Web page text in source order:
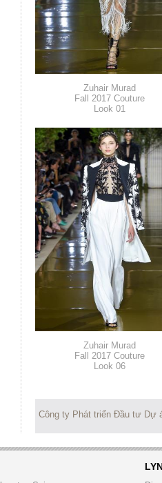
Zuhair Murad
Fall 2017 Couture
Look 01
Zuhair Murad
Fall 2017 Couture
Look 06
Công ty Phát triển Đầu tư Dự